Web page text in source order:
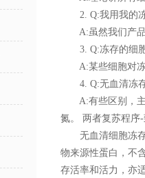
2. Q:我用我的冻
A:虽然我们产品
3. Q:冻存的细胞
A:某些细胞对冻
4. Q:无血清冻存
A:有些区别，主
氮。 两者复苏程序
无血清细胞冻存
物来源性蛋白，不
存活率和活力，亦